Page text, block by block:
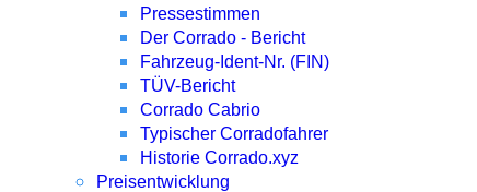
Pressestimmen
Der Corrado - Bericht
Fahrzeug-Ident-Nr. (FIN)
TÜV-Bericht
Corrado Cabrio
Typischer Corradofahrer
Historie Corrado.xyz
Preisentwicklung